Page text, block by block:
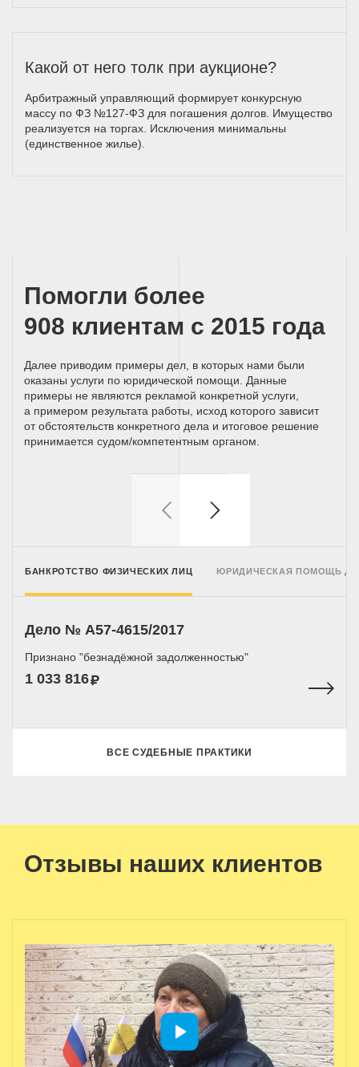
Какой от него толк при аукционе?
Арбитражный управляющий формирует конкурсную
массу по ФЗ №127-ФЗ для погашения долгов. Имущество
реализуется на торгах. Исключения минимальны
(единственное жилье).
Помогли более
908 клиентам с 2015 года
Далее приводим примеры дел, в которых нами были
оказаны услуги по юридической помощи. Данные
примеры не являются рекламой конкретной услуги,
а примером результата работы, исход которого зависит
от обстоятельств конкретного дела и итоговое решение
принимается судом/компетентным органом.
БАНКРОТСТВО ФИЗИЧЕСКИХ ЛИЦ ЮРИДИЧЕСКАЯ ПОМОЩЬ
Дело № A57-4615/2017
Признано "безнадёжной задолженностью"
1 033 816
ВСЕ СУДЕБНЫЕ ПРАКТИКИ
Отзывы наших клиентов